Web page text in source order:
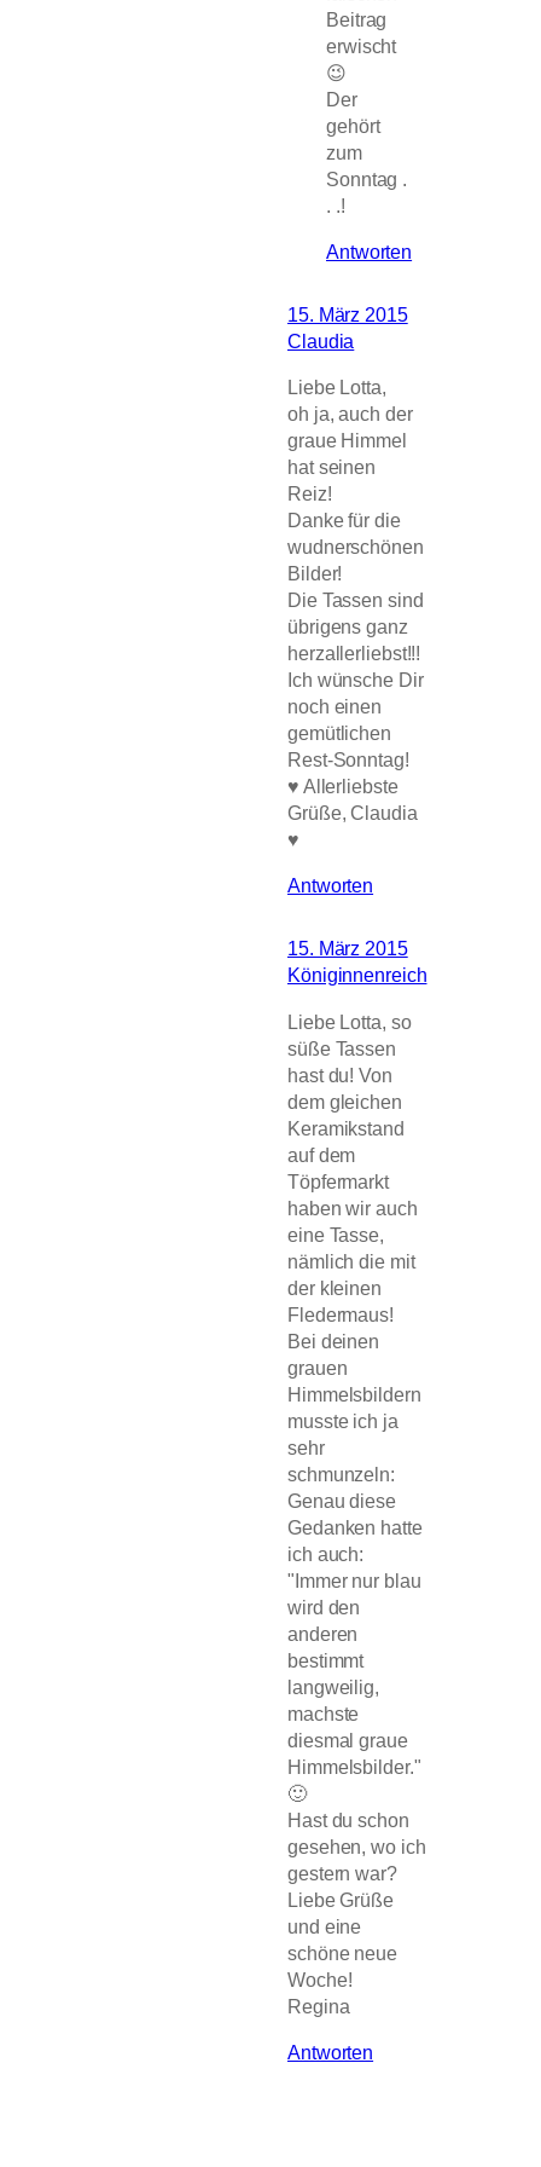
Beitrag
erwischt
😉
Der
gehört
zum
Sonntag .
. .!
Antworten
15. März 2015
Claudia
Liebe Lotta,
oh ja, auch der
graue Himmel
hat seinen
Reiz!
Danke für die
wudnerschönen
Bilder!
Die Tassen sind
übrigens ganz
herzallerliebst!!!
Ich wünsche Dir
noch einen
gemütlichen
Rest-Sonntag!
♥ Allerliebste
Grüße, Claudia
♥
Antworten
15. März 2015
Königinnenreich
Liebe Lotta, so
süße Tassen
hast du! Von
dem gleichen
Keramikstand
auf dem
Töpfermarkt
haben wir auch
eine Tasse,
nämlich die mit
der kleinen
Fledermaus!
Bei deinen
grauen
Himmelsbildern
musste ich ja
sehr
schmunzeln:
Genau diese
Gedanken hatte
ich auch:
"Immer nur blau
wird den
anderen
bestimmt
langweilig,
machste
diesmal graue
Himmelsbilder."
🙂
Hast du schon
gesehen, wo ich
gestern war?
Liebe Grüße
und eine
schöne neue
Woche!
Regina
Antworten